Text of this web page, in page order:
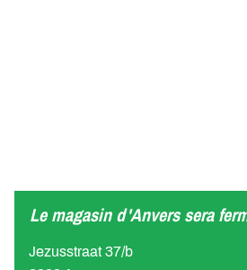
Le magasin d'Anvers sera
Jezusstraat 37/b